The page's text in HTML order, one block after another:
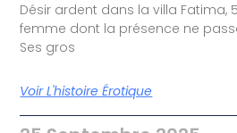
Désir ardent dans la villa Fatima,
femme dont la présence ne
Ses gros
Voir L'histoire Érotique